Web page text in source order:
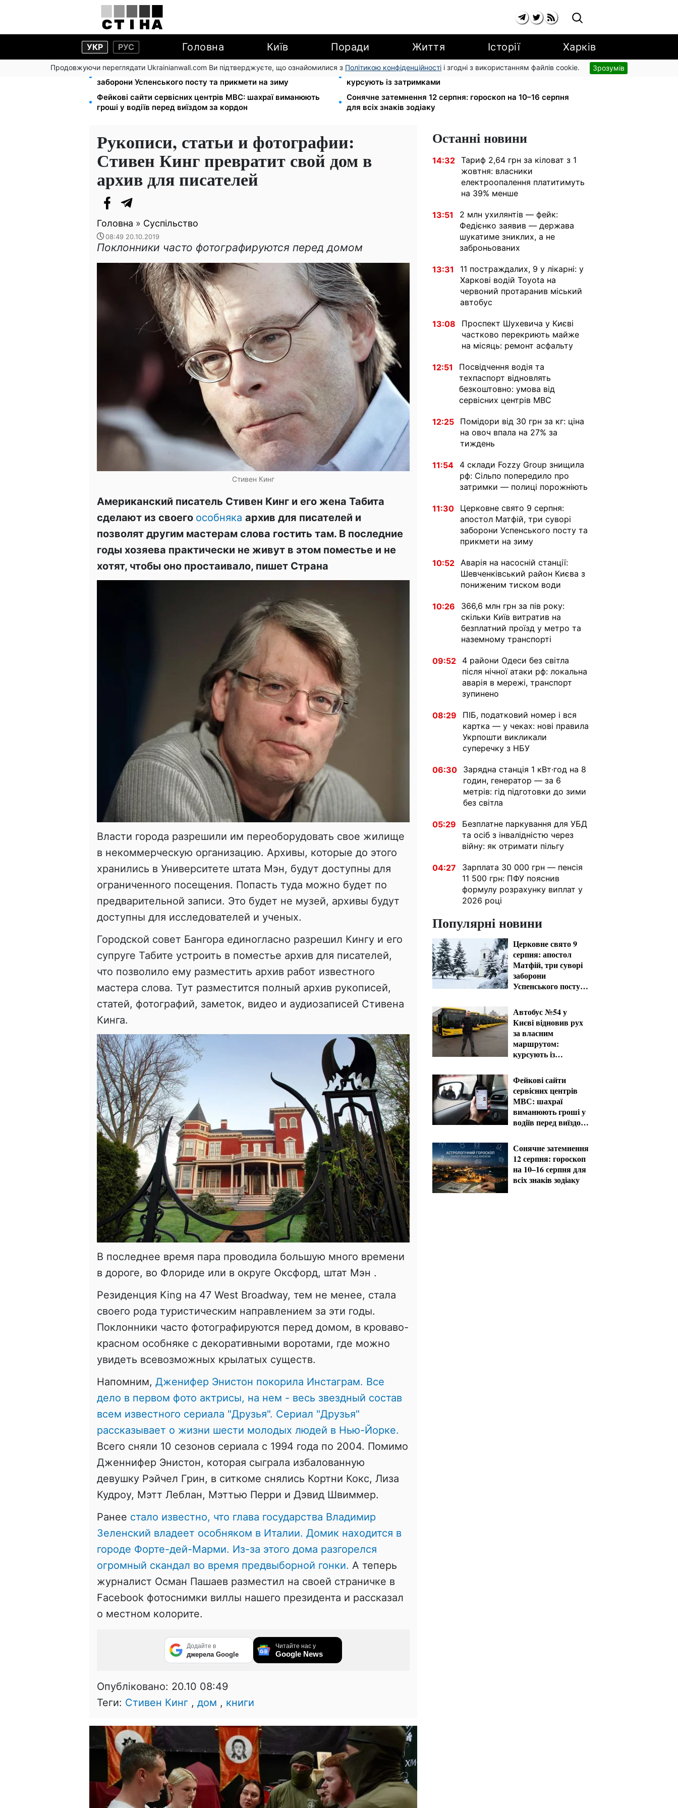
УКР РУС Головна Київ Поради Життя Історії Харків
Продовжуючи переглядати Ukrainianwall.com Ви підтверджуєте, що ознайомилися з Політикою конфіденційності і згодні з використанням файлів cookie. Зрозумів
Церковне свято 9 серпня: апостол Матфій, три суворі
заборони Успенського посту та прикмети на зиму
Автобус №54 у Києві відновив рух за власним маршрутом:
курсують із затримками
Фейкові сайти сервісних центрів МВС: шахраї виманюють
гроші у водіїв перед виїздом за кордон
Сонячне затемнення 12 серпня: гороскоп на 10–16 серпня
для всіх знаків зодіаку
Рукописи, статьи и фотографии:
Стивен Кинг превратит свой дом в
архив для писателей
Головна » Суспільство
08:49 20.10.2019
Поклонники часто фотографируются перед домом
Стивен Кинг
Американский писатель Стивен Кинг и его жена Табита
сделают из своего особняка архив для писателей и
позволят другим мастерам слова гостить там. В последние
годы хозяева практически не живут в этом поместье и не
хотят, чтобы оно простаивало, пишет Страна
Власти города разрешили им переоборудовать свое жилище
в некоммерческую организацию. Архивы, которые до этого
хранились в Университете штата Мэн, будут доступны для
ограниченного посещения. Попасть туда можно будет по
предварительной записи. Это будет не музей, архивы будут
доступны для исследователей и ученых.
Городской совет Бангора единогласно разрешил Кингу и его
супруге Табите устроить в поместье архив для писателей,
что позволило ему разместить архив работ известного
мастера слова. Тут разместится полный архив рукописей,
статей, фотографий, заметок, видео и аудиозаписей Стивена
Кинга.
В последнее время пара проводила большую много времени
в дороге, во Флориде или в округе Оксфорд, штат Мэн .
Резиденция King на 47 West Broadway, тем не менее, стала
своего рода туристическим направлением за эти годы.
Поклонники часто фотографируются перед домом, в кроваво-
красном особняке с декоративными воротами, где можно
увидеть всевозможных крылатых существ.
Напомним, Дженифер Энистон покорила Инстаграм. Все
дело в первом фото актрисы, на нем - весь звездный состав
всем известного сериала "Друзья". Сериал "Друзья"
рассказывает о жизни шести молодых людей в Нью-Йорке.
Всего сняли 10 сезонов сериала с 1994 года по 2004. Помимо
Дженнифер Энистон, которая сыграла избалованную
девушку Рэйчел Грин, в ситкоме снялись Кортни Кокс, Лиза
Кудроу, Мэтт Леблан, Мэттью Перри и Дэвид Швиммер.
Ранее стало известно, что глава государства Владимир
Зеленский владеет особняком в Италии. Домик находится в
городе Форте-дей-Марми. Из-за этого дома разгорелся
огромный скандал во время предвыборной гонки. А теперь
журналист Осман Пашаев разместил на своей страничке в
Facebook фотоснимки виллы нашего президента и рассказал
о местном колорите.
Додайте в
джерела Google
Читайте нас у
Google News
Опубліковано: 20.10 08:49
Теги: Стивен Кинг , дом , книги
Останні новини
14:32 Тариф 2,64 грн за кіловат з 1
жовтня: власники
електроопалення платитимуть
на 39% менше
13:51
2 млн ухилянтів — фейк:
Федієнко заявив — держава
шукатиме зниклих, а не
заброньованих
13:31
11 постраждалих, 9 у лікарні: у
Харкові водій Toyota на
червоний протаранив міський
автобус
13:08
Проспект Шухевича у Києві
частково перекриють майже
на місяць: ремонт асфальту
12:51
Посвідчення водія та
техпаспорт відновлять
безкоштовно: умова від
сервісних центрів МВС
12:25
Помідори від 30 грн за кг: ціна
на овоч впала на 27% за
тиждень
11:54
4 склади Fozzy Group знищила
рф: Сільпо попередило про
затримки — полиці порожніють
11:30
Церковне свято 9 серпня:
апостол Матфій, три суворі
заборони Успенського посту та
прикмети на зиму
10:52 Аварія на насосній станції:
Шевченківський район Києва з
пониженим тиском води
10:26
366,6 млн грн за пів року:
скільки Київ витратив на
безплатний проїзд у метро та
наземному транспорті
09:52
4 райони Одеси без світла
після нічної атаки рф: локальна
аварія в мережі, транспорт
зупинено
08:29
ПІБ, податковий номер і вся
картка — у чеках: нові правила
Укрпошти викликали
суперечку з НБУ
06:30
Зарядна станція 1 кВт·год на 8
годин, генератор — за 6
метрів: гід підготовки до зими
без світла
05:29
Безплатне паркування для УБД
та осіб з інвалідністю через
війну: як отримати пільгу
04:27
Зарплата 30 000 грн — пенсія
11 500 грн: ПФУ пояснив
формулу розрахунку виплат у
2026 році
Популярні новини
Церковне свято 9
серпня: апостол
Матфій, три суворі
заборони
Успенського посту
Автобус №54 у
Києві відновив рух
за власним
маршрутом:
курсують із
Фейкові сайти
сервісних центрів
МВС: шахраї
виманюють гроші у
водіїв перед виїздом
Сонячне затемнення
12 серпня: гороскоп
на 10–16 серпня для
всіх знаків зодіаку